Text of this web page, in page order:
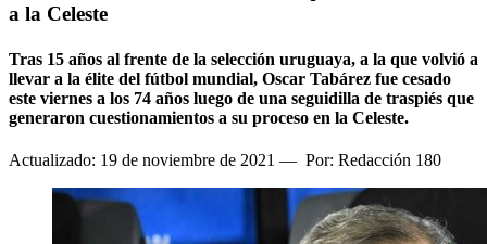
a la Celeste
Tras 15 años al frente de la selección uruguaya, a la que volvió a
llevar a la élite del fútbol mundial, Oscar Tabárez fue cesado
este viernes a los 74 años luego de una seguidilla de traspiés que
generaron cuestionamientos a su proceso en la Celeste.
Actualizado: 19 de noviembre de 2021 — Por: Redacción 180